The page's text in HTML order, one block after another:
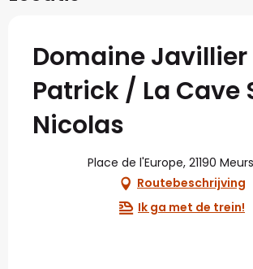
Domaine Javillier
Patrick / La Cave
Nicolas
Place de l'Europe, 21190
Routebeschrijving
Ik ga met de trein!